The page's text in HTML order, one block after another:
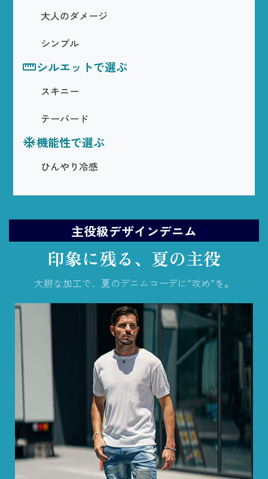
大人のダメージ
シンプル
straightenシルエットで選ぶ
スキニー
テーパード
ac_unit機能性で選ぶ
ひんやり冷感
主役級デザインデニム
印象に残る、夏の主役
大胆な加工で、夏のデニムコーデに“攻め”を。